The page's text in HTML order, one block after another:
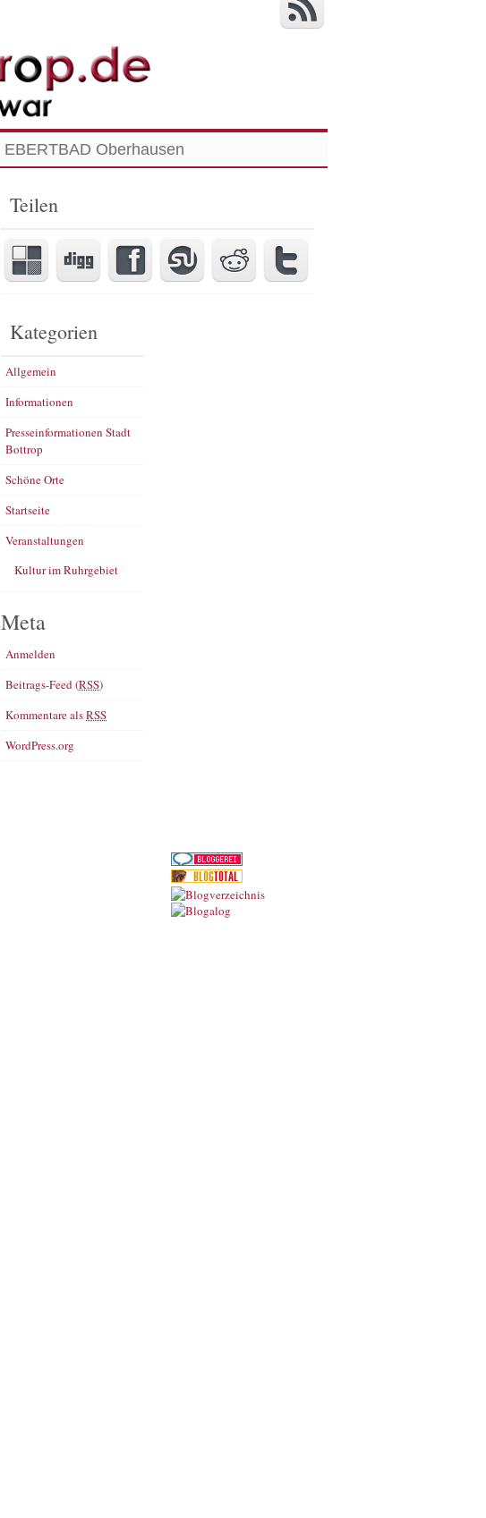
EBERTBAD Oberhausen
Teilen
Kategorien
Allgemein
Informationen
Presseinformationen Stadt
Bottrop
Schöne Orte
Startseite
Veranstaltungen
Kultur im Ruhrgebiet
Meta
Anmelden
Beitrags-Feed (RSS)
Kommentare alsRSS
WordPress.org